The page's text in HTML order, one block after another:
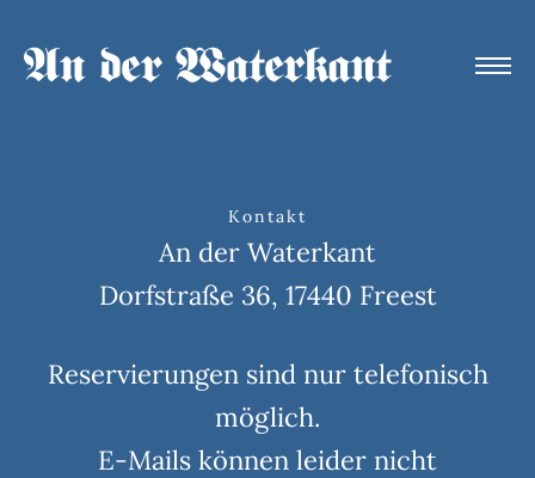
Kontakt
An der Waterkant
Dorfstraße 36, 17440 Freest
Reservierungen sind nur telefonisch
möglich.
E-Mails können leider nicht